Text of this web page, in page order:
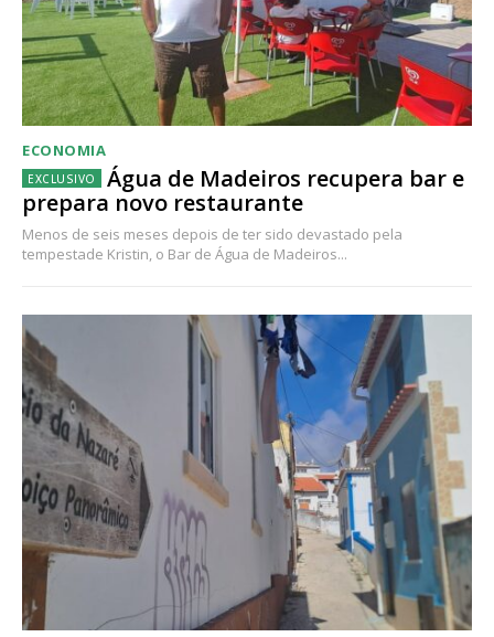
ECONOMIA
Água de Madeiros recupera bar e
prepara novo restaurante
Menos de seis meses depois de ter sido devastado pela
tempestade Kristin, o Bar de Água de Madeiros...